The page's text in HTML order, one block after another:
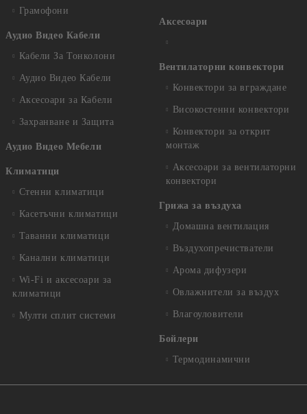
Грамофони
Аудио Видео Кабели
Кабели За Тонколони
Аудио Видео Кабели
Аксесоари за Кабели
Захранване и Защита
Аудио Видео Мебели
Климатици
Стенни климатици
Касетъчни климатици
Таванни климатици
Канални климатици
Wi-Fi и аксесоари за
климатици
Мулти сплит системи
Аксесоари
Вентилаторни конвектори
Конвектори за вграждане
Високостенни конвектори
Конвектори за открит
монтаж
Аксесоари за вентилаторни
конвектори
Грижа за въздуха
Домашна вентилация
Въздухопречистватели
Арома дифузери
Овлажнители за въздух
Влагоуловители
Бойлери
Термодинамични